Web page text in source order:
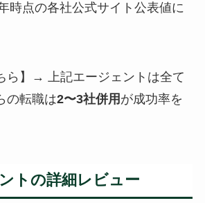
時点の各社公式サイト公表値に
ら】→ 上記エージェントは全て
の転職は2〜3社併用 が成功率を
トの詳細レビュー